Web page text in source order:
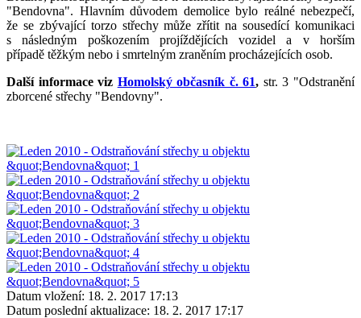
"Bendovna". Hlavním důvodem demolice bylo reálné nebezpečí,
že se zbývající torzo střechy může zřítit na sousedící komunikaci
s následným poškozením projíždějících vozidel a v horším
případě těžkým nebo i smrtelným zraněním procházejících osob.
Další informace viz Homolský občasník č. 61, str. 3 "Odstranění
zborcené střechy "Bendovny".
Datum vložení: 18. 2. 2017 17:13
Datum poslední aktualizace: 18. 2. 2017 17:17